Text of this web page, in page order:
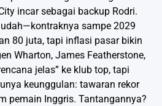
incar sebagai backup Rodri.
sampe 2029
80 juta, tapi inflasi pasar bikin
Wharton, James Featherstone,
jelas” ke klub top, tapi
keunggulan: tawaran rekor
pemain Inggris. Tantangannya?